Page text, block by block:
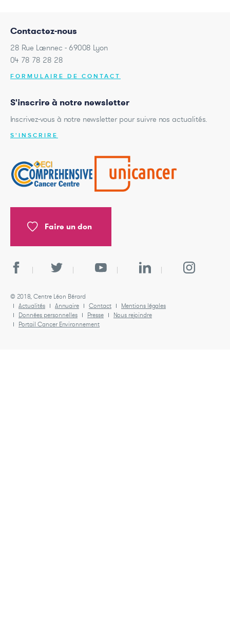
Contactez-nous
28 Rue Laennec - 69008 Lyon
04 78 78 28 28
FORMULAIRE DE CONTACT
S'inscrire à notre newsletter
Inscrivez-vous à notre newsletter pour suivre nos actualités.
S'INSCRIRE
Faire un don
© 2018, Centre Léon Bérard
Actualités
Annuaire Contact
Mentions légales
Données personnelles
Presse
Nous rejoindre
Portail Cancer Environnement